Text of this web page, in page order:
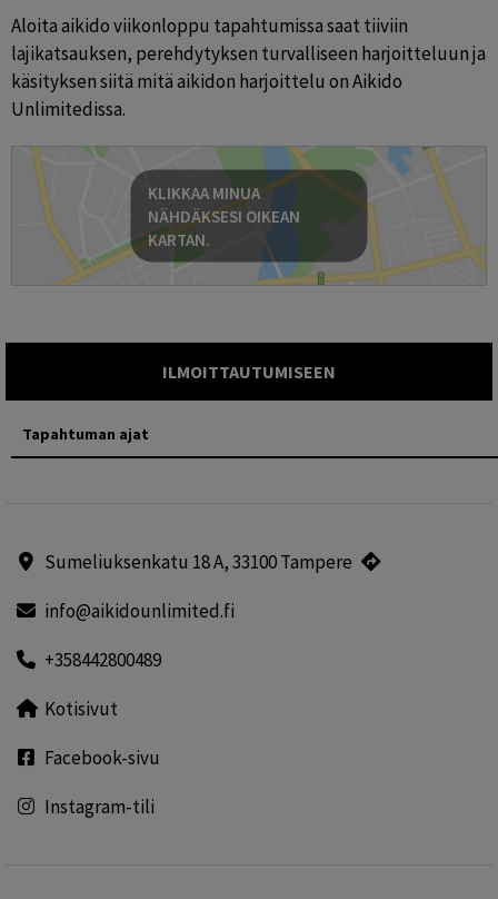
Aloita aikido viikonloppu tapahtumissa saat tiiviin
lajikatsauksen, perehdytyksen turvalliseen harjoitteluun ja
käsityksen siitä mitä aikidon harjoittelu on Aikido
Unlimitedissa.
KLIKKAA MINUA
NÄHDÄKSESI OIKEAN
KARTAN.
ILMOITTAUTUMISEEN
Tapahtuman ajat
Sumeliuksenkatu 18 A, 33100 Tampere
info@aikidounlimited.fi
+358442800489
Kotisivut
Facebook-sivu
Instagram-tili